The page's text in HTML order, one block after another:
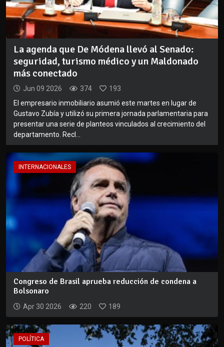
La agenda que De Módena llevó al Senado:
seguridad, turismo médico y un Maldonado
más conectado
Jun 09 2026 374
193
El empresario inmobiliario asumió este martes en lugar de
Gustavo Zubía y utilizó su primera jornada parlamentaria para
presentar una serie de planteos vinculados al crecimiento del
departamento. Recl...
INTERNACIONALES
Congreso de Brasil aprueba reducción de condena a
Bolsonaro
Apr 30 2026 220 189
POLÍTICA